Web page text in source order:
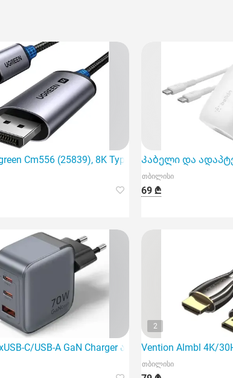
სწრაფი დამტენ მოწყობილობას
Cm556 (25839), 8K Type C to DisplayPort,
Კაბელი და
თბილისი
69 ₾
C/USB-A GaN Charger არის მძლავრი და
2
Vention Almbl 4K/
თბილისი